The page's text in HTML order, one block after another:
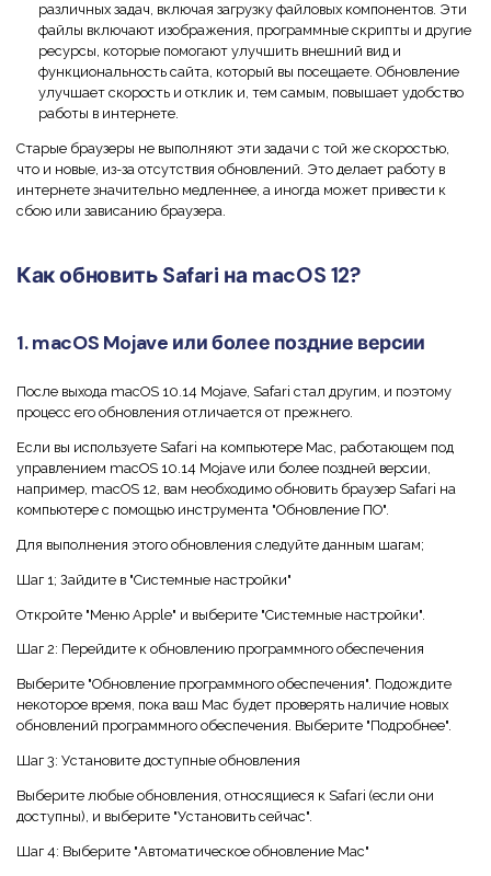
различных задач, включая загрузку файловых компонентов. Эти
файлы включают изображения, программные скрипты и другие
ресурсы, которые помогают улучшить внешний вид и
функциональность сайта, который вы посещаете. Обновление
улучшает скорость и отклик и, тем самым, повышает удобство
работы в интернете.
Старые браузеры не выполняют эти задачи с той же скоростью,
что и новые, из-за отсутствия обновлений. Это делает работу в
интернете значительно медленнее, а иногда может привести к
сбою или зависанию браузера.
Как обновить Safari на macOS 12?
1. macOS Mojave или более поздние версии
После выхода macOS 10.14 Mojave, Safari стал другим, и поэтому
процесс его обновления отличается от прежнего.
Если вы используете Safari на компьютере Mac, работающем под
управлением macOS 10.14 Mojave или более поздней версии,
например, macOS 12, вам необходимо обновить браузер Safari на
компьютере с помощью инструмента "Обновление ПО".
Для выполнения этого обновления следуйте данным шагам;
Шаг 1; Зайдите в "Системные настройки"
Откройте "Меню Apple" и выберите "Системные настройки".
Шаг 2: Перейдите к обновлению программного обеспечения
Выберите "Обновление программного обеспечения". Подождите
некоторое время, пока ваш Mac будет проверять наличие новых
обновлений программного обеспечения. Выберите "Подробнее".
Шаг 3: Установите доступные обновления
Выберите любые обновления, относящиеся к Safari (если они
доступны), и выберите "Установить сейчас".
Шаг 4: Выберите "Автоматическое обновление Mac"